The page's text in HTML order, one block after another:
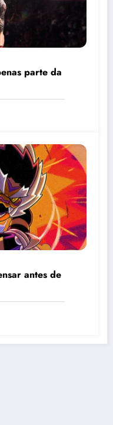
parte da
antes de